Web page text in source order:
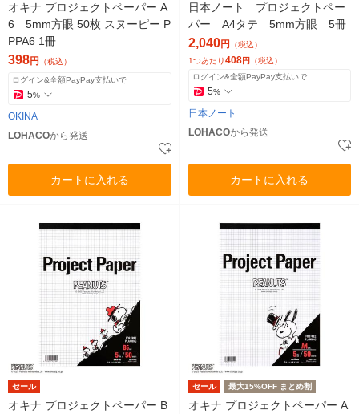
オキナ プロジェクトペーパー A
6 5mm方眼 50枚 スヌーピー P
PPA6 1冊
398円 （税込）
ログイン&全額PayPay支払いで
5%
OKINA
LOHACOから発送
カートに入れる
日本ノート プロジェクトペー
パー A4タテ 5mm方眼 5冊
2,040円
（税込）
1つあたり408円 （税込）
ログイン&全額PayPay支払いで
5%
日本ノート
LOHACOから発送
カートに入れる
セール
オキナ プロジェクトペーパー B
セール 最大15%OFF まとめ割
オキナ プロジェクトペーパー A